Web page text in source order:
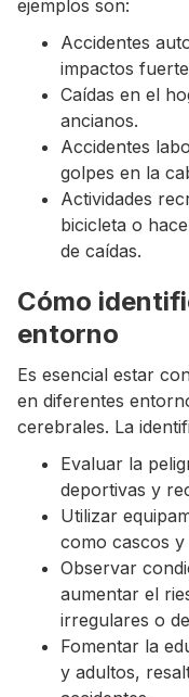
ejemplos son:
Accidentes
impactos
Caídas en el
ancianos.
Accidentes
golpes en la
Actividades
bicicleta o
de caídas.
Cómo
entorno
Es esencial estar
en diferentes
cerebrales. La
Evaluar la
deportivas y
Utilizar
como cascos y
Observar
aumentar el
irregulares o
Fomentar la
y adultos,